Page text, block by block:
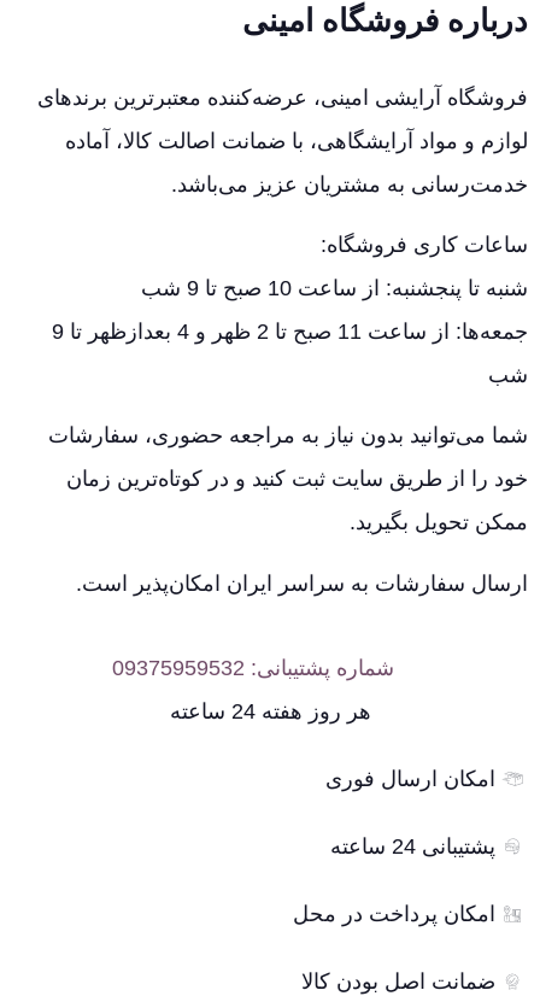
درباره فروشگاه امینی
فروشگاه آرایشی امینی، عرضه‌کننده معتبرترین برندهای
لوازم و مواد آرایشگاهی، با ضمانت اصالت کالا، آماده
خدمت‌رسانی به مشتریان عزیز می‌باشد.
ساعات کاری فروشگاه:
شنبه تا پنجشنبه: از ساعت 10 صبح تا 9 شب
جمعه‌ها: از ساعت 11 صبح تا 2 ظهر و 4 بعدازظهر تا 9
شب
شما می‌توانید بدون نیاز به مراجعه حضوری، سفارشات
خود را از طریق سایت ثبت کنید و در کوتاه‌ترین زمان
ممکن تحویل بگیرید.
ارسال سفارشات به سراسر ایران امکان‌پذیر است.
شماره پشتیبانی: 09375959532
هر روز هفته 24 ساعته
امکان ارسال فوری
پشتیبانی 24 ساعته
امکان پرداخت در محل
ضمانت اصل بودن کالا